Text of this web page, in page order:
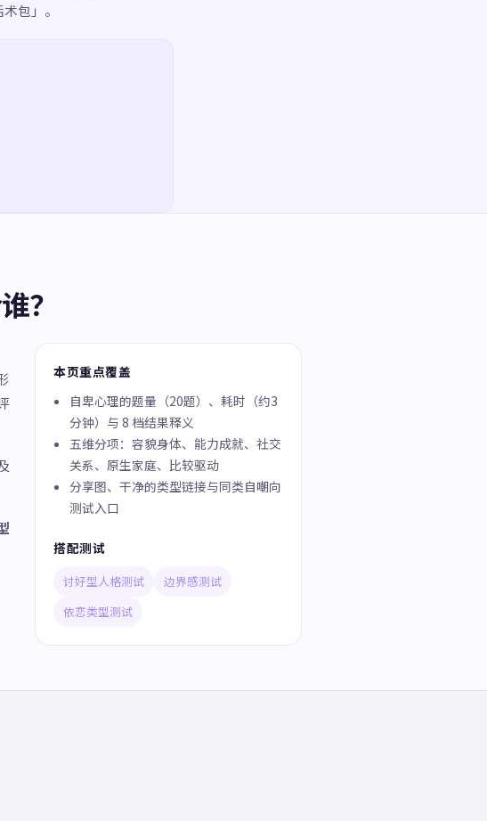
包」。
？
本页重点覆盖
自卑心理的题量（20题）、耗时（约3
分钟）与 8 档结果释义
五维分项：容貌身体、能力成就、社交
关系、原生家庭、比较驱动
分享图、干净的类型链接与同类自嘲向
测试入口
搭配测试
讨好型人格测试
边界感测试
依恋类型测试